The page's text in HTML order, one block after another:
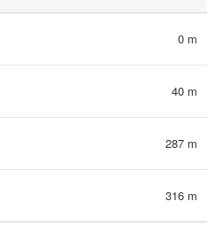
0 m
40 m
287 m
316 m